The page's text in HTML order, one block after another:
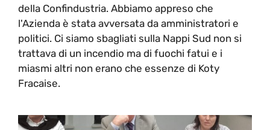
della Confindustria. Abbiamo appreso che
l'Azienda è stata avversata da amministratori e
politici. Ci siamo sbagliati sulla Nappi Sud non si
trattava di un incendio ma di fuochi fatui e i
miasmi altri non erano che essenze di Koty
Fracaise.